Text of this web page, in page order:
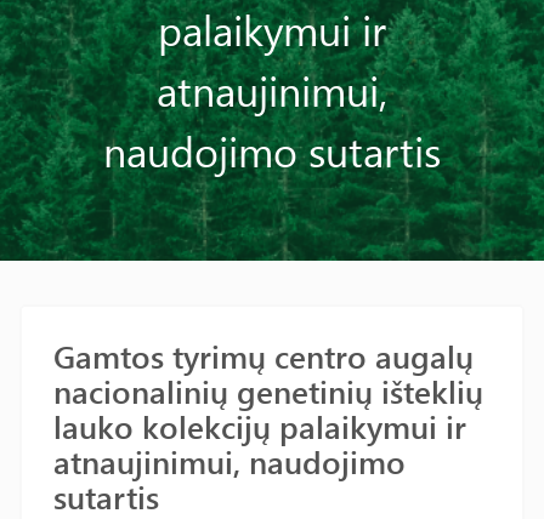
palaikymui ir
atnaujinimui,
naudojimo sutartis
Gamtos tyrimų centro augalų
nacionalinių genetinių išteklių
lauko kolekcijų palaikymui ir
atnaujinimui, naudojimo
sutartis